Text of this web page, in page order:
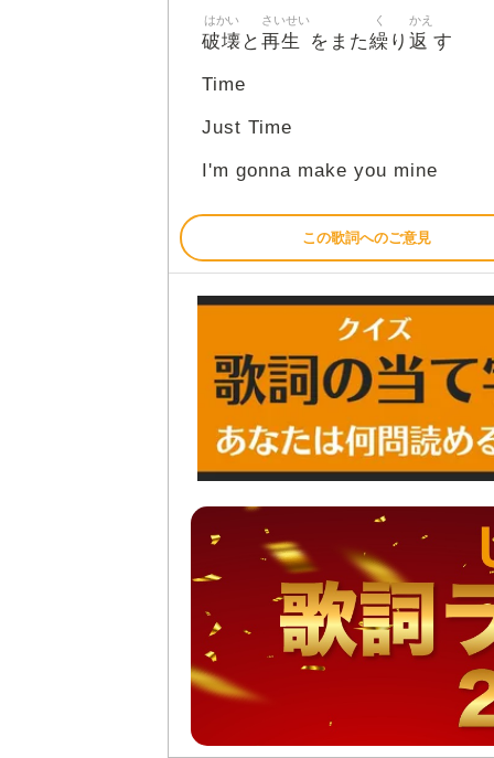
破壊
はかい
と 再生
さいせい
をまた繰
く
り 返
かえ
す
Time
Just Time
I'm gonna make you mine
この歌詞へのご意見